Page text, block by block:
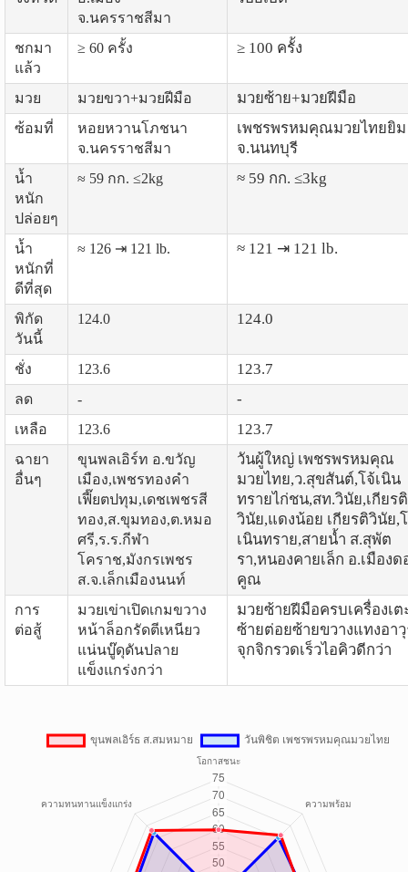
จ.นครราชสีมา
ชกมา
แล้ว
≥ 60 ครั้ง ≥ 100 ครั้ง
มวย มวยขวา+มวยฝีมือ มวยซ้าย+มวยฝีมือ
ซ้อมที่
หอยหวานโภชนา
จ.นครราชสีมา
เพชรพรหมคุณมวยไทยยิม
จ.นนทบุรี
น้ำ
หนัก
ปล่อยๆ
≈ 59 กก. ≤2kg ≈ 59 กก. ≤3kg
น้ำ
หนักที่
ดีที่สุด
≈ 126 ⇥ 121 lb. ≈ 121 ⇥ 121 lb.
พิกัด
วันนี้
124.0 124.0
ชั่ง 123.6 123.7
ลด - -
เหลือ 123.6 123.7
ฉายา
อื่นๆ
ขุนพลเอิร์ท อ.ขวัญ
เมือง,เพชรทองคำ
เฟี๊ยตปทุม,เดชเพชรสี
ทอง,ส.ขุมทอง,ต.หมอ
ศรี,ร.ร.กีฬา
โคราช,มังกรเพชร
ส.จ.เล็กเมืองนนท์
วันผู้ใหญ่ เพชรพรหมคุณ
มวยไทย,ว.สุขสันต์,โจ้เนิน
ทรายไก่ชน,สท.วินัย,เกียรติ
วินัย,แดงน้อย เกียรติวินัย,
เนินทราย,สายน้ำ ส.สุพัต
รา,หนองคายเล็ก อ.เมืองด
คูณ
การ
ต่อสู้
มวยเข่าเปิดเกมขวาง
หน้าล็อกรัดตีเหนียว
แน่นบู๊ดุดันปลาย
แข็งแกร่งกว่า
มวยซ้ายฝีมือครบเครื่องเต
ซ้ายต่อยซ้ายขวางแทงอา
จุกจิกรวดเร็วไอคิวดีกว่า